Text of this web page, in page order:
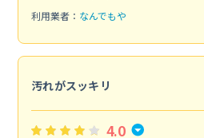
利用業者： なんでもや
汚れがスッキリ
4.0